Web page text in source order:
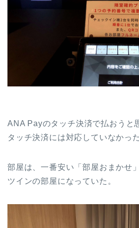
ANA Payのタッチ決済で払おうと
タッチ決済には対応していなかった
部屋は、一番安い「部屋おまかせ
ツインの部屋になっていた。